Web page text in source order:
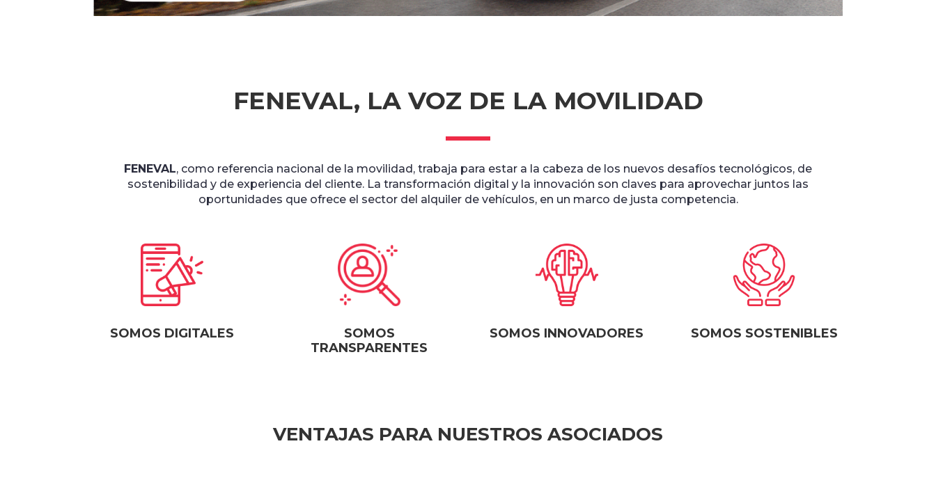
FENEVAL, LA VOZ DE LA MOVILIDAD
FENEVAL, como referencia nacional de la movilidad, trabaja para estar a la cabeza de los nuevos desafíos tecnológicos, de
sostenibilidad y de experiencia del cliente. La transformación digital y la innovación son claves para aprovechar juntos las
oportunidades que ofrece el sector del alquiler de vehículos, en un marco de justa competencia.
SOMOS DIGITALES
SOMOS
TRANSPARENTES
SOMOS INNOVADORES SOMOS SOSTENIBLES
VENTAJAS PARA NUESTROS ASOCIADOS